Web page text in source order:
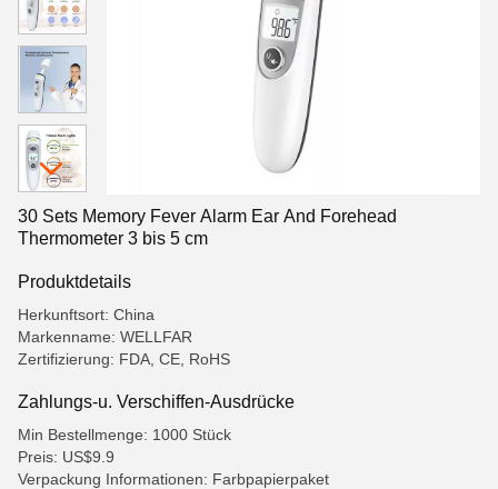
30 Sets Memory Fever Alarm Ear And Forehead
Thermometer 3 bis 5 cm
Produktdetails
Herkunftsort: China
Markenname: WELLFAR
Zertifizierung: FDA, CE, RoHS
Zahlungs-u. Verschiffen-Ausdrücke
Min Bestellmenge: 1000 Stück
Preis: US$9.9
Verpackung Informationen: Farbpapierpaket